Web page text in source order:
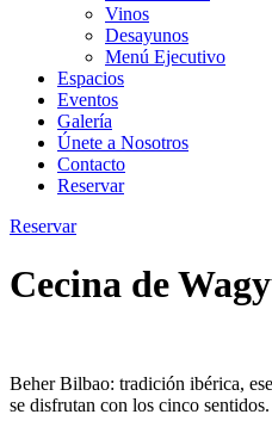
Vinos
Desayunos
Menú Ejecutivo
Espacios
Eventos
Galería
Únete a Nosotros
Contacto
Reservar
Reservar
Cecina de
Beher Bilbao: tradición ibérica,
se disfrutan con los cinco sentidos.